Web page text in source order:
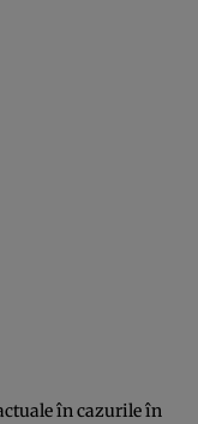
în cazurile în